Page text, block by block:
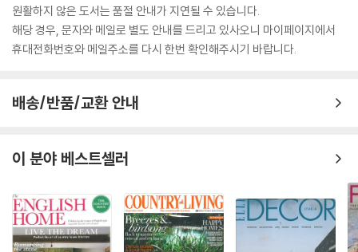
원활하지 않은 도서는 품절 안내가 지연될 수 있습니다.
해당 경우, 문자와 메일로 별도 안내를 드리고 있사오니 마이페이지에서
휴대전화번호와 메일주소를 다시 한번 확인해주시기 바랍니다.
배송/반품/교환 안내
이 분야 베스트셀러